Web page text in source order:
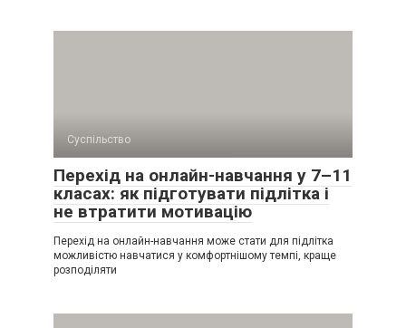
Суспільство
Перехід на онлайн-навчання у 7–11
класах: як підготувати підлітка і
не втратити мотивацію
Перехід на онлайн-навчання може стати для підлітка
можливістю навчатися у комфортнішому темпі, краще
розподіляти